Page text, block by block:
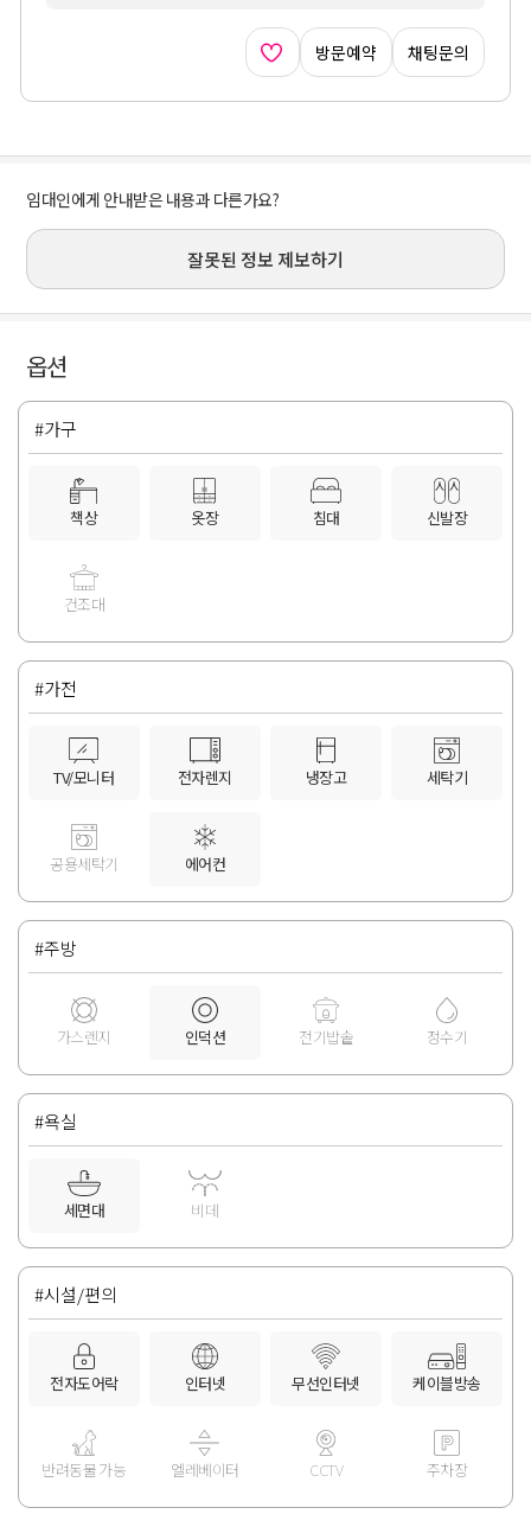
방문예약 채팅문의
임대인에게 안내받은 내용과 다른가요?
잘못된 정보 제보하기
옵션
#가구
책상 옷장 침대 신발장
건조대
#가전
TV/모니터 전자렌지 냉장고 세탁기
공용세탁기 에어컨
#주방
가스렌지 인덕션 전기밥솥 정수기
#욕실
세면대 비데
#시설/편의
전자도어락 인터넷 무선인터넷 케이블방송
반려동물 가능 엘레베이터 CCTV 주차장